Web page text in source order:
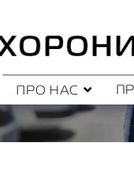
ПРО НАС